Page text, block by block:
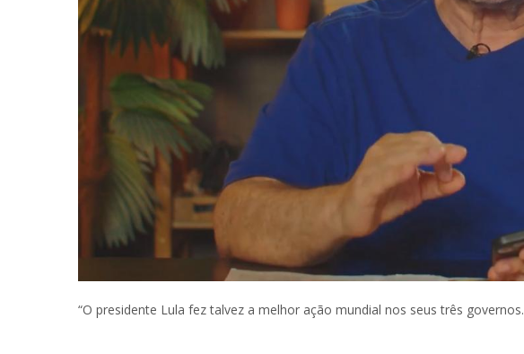
“O presidente Lula fez talvez a melhor ação mundial nos seus três governos.